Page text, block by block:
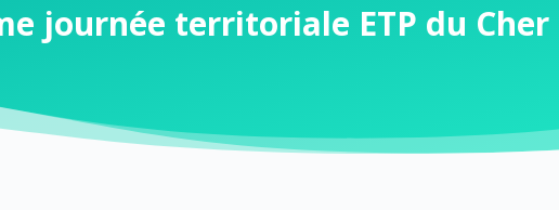
journée territoriale ETP du Cher